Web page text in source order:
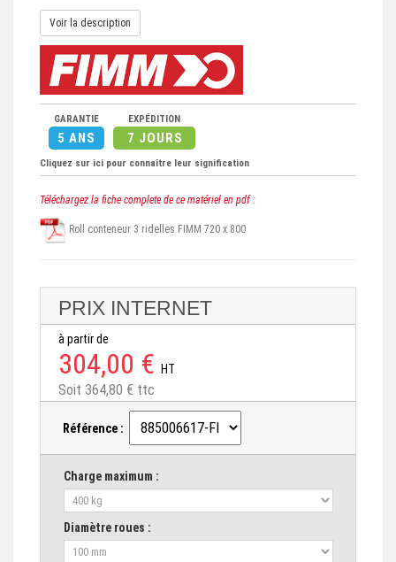
Voir la description
GARANTIE
5 ANS
EXPÉDITION
7 JOURS
Cliquez sur ici pour connaître leur signification
Téléchargez la fiche complete de ce matériel en pdf :
Roll conteneur 3 ridelles FIMM 720 x 800
PRIX INTERNET
à partir de
304,00 € HT
Soit 364,80 € ttc
Référence :
Charge maximum :
Diamètre roues :